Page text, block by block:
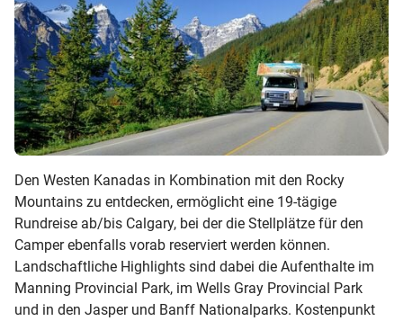
Den Westen Kanadas in Kombination mit den Rocky
Mountains zu entdecken, ermöglicht eine 19-tägige
Rundreise ab/bis Calgary, bei der die Stellplätze für den
Camper ebenfalls vorab reserviert werden können.
Landschaftliche Highlights sind dabei die Aufenthalte im
Manning Provincial Park, im Wells Gray Provincial Park
und in den Jasper und Banff Nationalparks. Kostenpunkt